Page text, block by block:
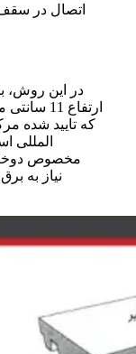
اتصال در
ارتفاع
که تایید شده
المللی
مخصوص
نیاز به